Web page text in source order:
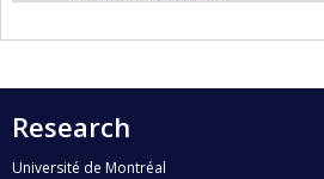
Research
Université de Montréal